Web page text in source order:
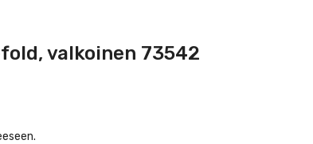
valkoinen 73542